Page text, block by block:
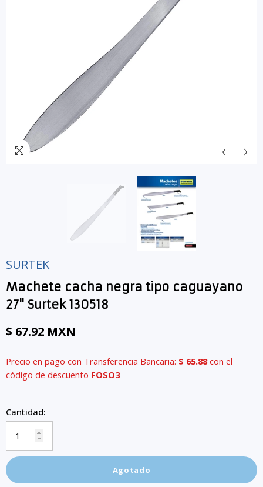
SURTEK
Machete cacha negra tipo caguayano
27" Surtek 130518
$ 67.92 MXN
Precio en pago con Transferencia Bancaria: $ 65.88con el
código de descuento FOSO3
Cantidad:
Agotado